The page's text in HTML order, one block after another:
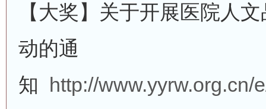
【大奖】关于开展医院人
动的通
知 http://www.yyrw.org.cn/